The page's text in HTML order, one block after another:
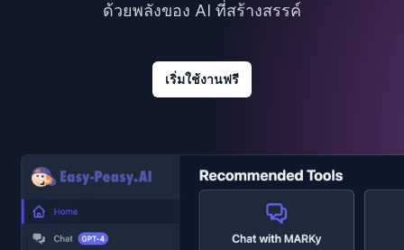
ด้วยพลังของ AI ที่สร้างสรรค์
เริ่มใช้งานฟรี